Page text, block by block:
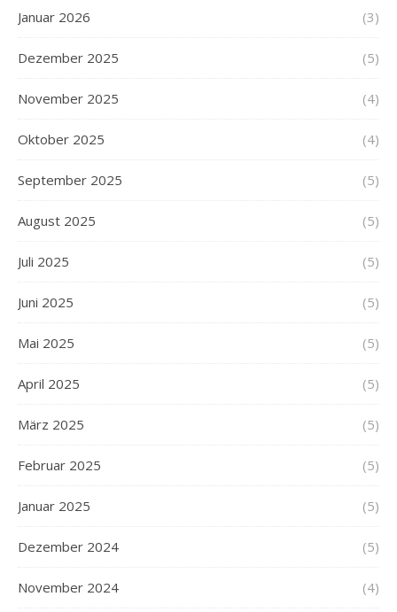
Januar 2026 (3)
Dezember 2025 (5)
November 2025 (4)
Oktober 2025 (4)
September 2025 (5)
August 2025 (5)
Juli 2025 (5)
Juni 2025 (5)
Mai 2025 (5)
April 2025 (5)
März 2025 (5)
Februar 2025 (5)
Januar 2025 (5)
Dezember 2024 (5)
November 2024 (4)